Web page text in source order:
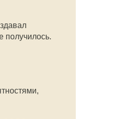
получилось.